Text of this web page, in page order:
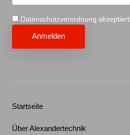
Datenschutzverordnung akzeptiert
Startseite
Über Alexandertechnik